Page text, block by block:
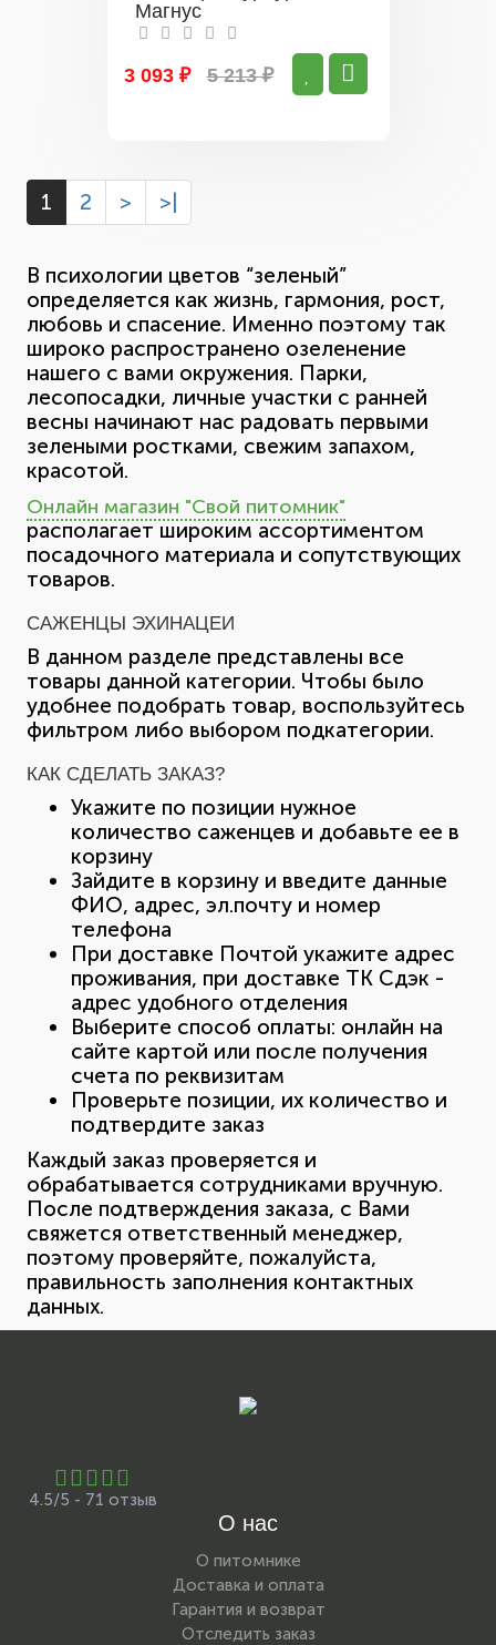
Магнус
3 093 ₽ 5 213 ₽
1 2 > >|
В психологии цветов “зеленый”
определяется как жизнь, гармония, рост,
любовь и спасение. Именно поэтому так
широко распространено озеленение
нашего с вами окружения. Парки,
лесопосадки, личные участки с ранней
весны начинают нас радовать первыми
зелеными ростками, свежим запахом,
красотой.
Онлайн магазин "Свой питомник"
располагает широким ассортиментом
посадочного материала и сопутствующих
товаров.
САЖЕНЦЫ ЭХИНАЦЕИ
В данном разделе представлены все
товары данной категории. Чтобы было
удобнее подобрать товар, воспользуйтесь
фильтром либо выбором подкатегории.
КАК СДЕЛАТЬ ЗАКАЗ?
Укажите по позиции нужное
количество саженцев и добавьте ее в
корзину
Зайдите в корзину и введите данные
ФИО, адрес, эл.почту и номер
телефона
При доставке Почтой укажите адрес
проживания, при доставке ТК Сдэк -
адрес удобного отделения
Выберите способ оплаты: онлайн на
сайте картой или после получения
счета по реквизитам
Проверьте позиции, их количество и
подтвердите заказ
Каждый заказ проверяется и
обрабатывается сотрудниками вручную.
После подтверждения заказа, с Вами
свяжется ответственный менеджер,
поэтому проверяйте, пожалуйста,
правильность заполнения контактных
данных.
4.5/5 - 71 отзыв
О нас
О питомнике
Доставка и оплата
Гарантия и возврат
Отследить заказ